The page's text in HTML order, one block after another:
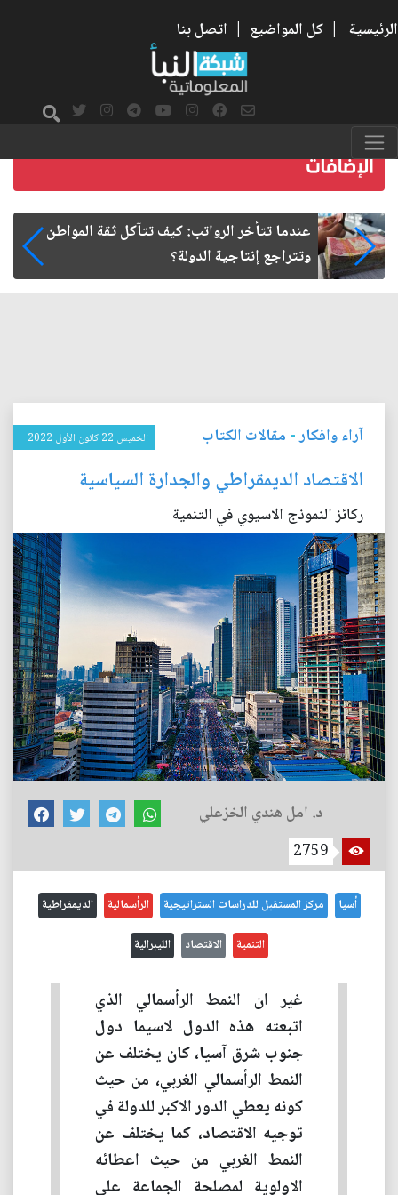
الرئيسية | كل المواضيع | اتصل بنا
صمت الطريق بعد الأربعين
آراء وافكار- مقالات الكتاب الخميس 22 كانون الأول 2022
الاقتصاد الديمقراطي والجدارة السياسية
ركائز النموذج الاسيوي في التنمية
د. امل هندي الخزعلي
2759
أسيا مركز المستقبل للدراسات الستراتيجية الرأسمالية الديمقراطية
التنمية الاقتصاد الليبرالية
غير ان النمط الرأسمالي الذي
اتبعته هذه الدول لاسيما دول
جنوب شرق آسيا، كان يختلف عن
النمط الرأسمالي الغربي، من حيث
كونه يعطي الدور الاكبر للدولة في
توجيه الاقتصاد، كما يختلف عن
النمط الغربي من حيث اعطائه
الاولوية لمصلحة الجماعة على